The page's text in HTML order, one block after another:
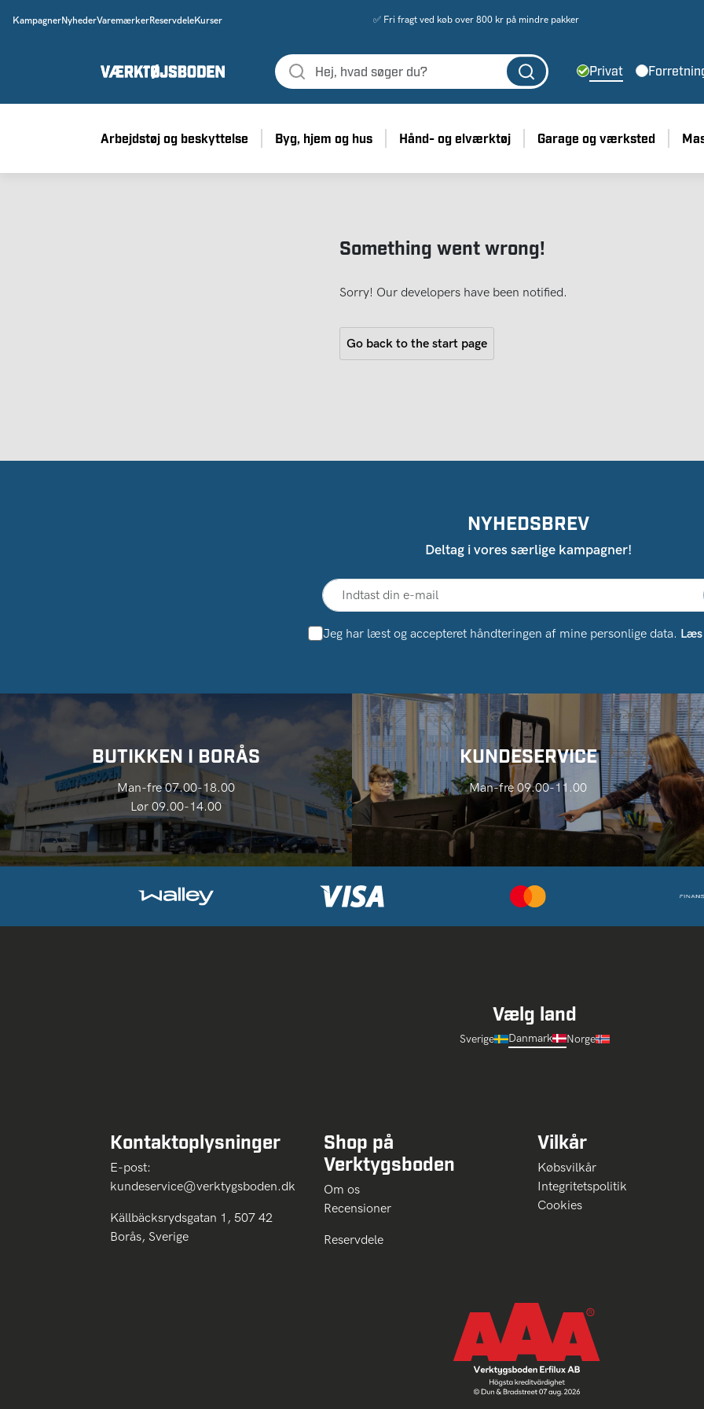
KampagnerNyhederVaremærkerReservdeleKurser ✅ Fri fragt ved køb over 800 kr på mindre pakker
Privat
Arbejdstøj og beskyttelse Byg, hjem og hus Hånd- og elværktøj Garage og værksted
Something went wrong!
Sorry! Our developers have been notified.
Go back to the start page
NYHEDSBREV
Deltag i vores særlige kampagner!
Jeg har læst og accepteret håndteringen af ​​mine personlige data.
BUTIKKEN I BORÅS
Man-fre 07.00-18.00
Lør 09.00-14.00
KUNDESERVICE
Man-fre 09.00-11.00
Vælg land
Sverige Danmark Norge
Kontaktoplysninger
E-post:
kundeservice@verktygsboden.dk
Källbäcksrydsgatan 1, 507 42
Borås, Sverige
Shop på
Verktygsboden
Om os
Recensioner
Reservdele
Vilkår
Købsvilkår
Integritetspolitik
Cookies